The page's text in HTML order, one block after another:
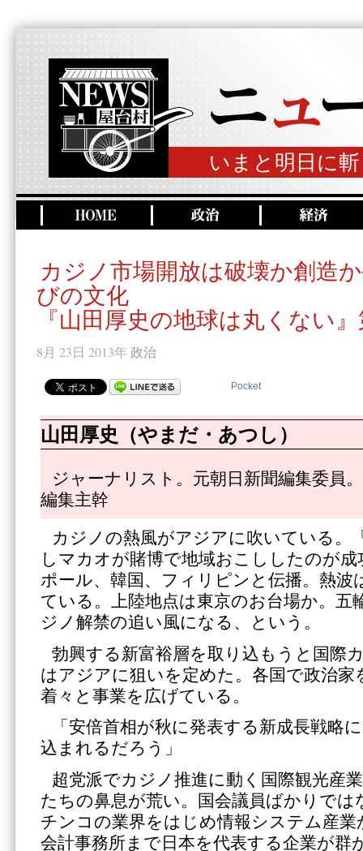
いまと明日に
カジノ市場開放は破壊か創造
びの文化
『山田厚史の地球は丸くない
8月 23日 2013年 政治
Pocket
山田厚史（やまだ・あつし）
ジャーナリスト。元朝日新聞編集委員
編集主幹
カジノの熱風がアジアに吹いている。
しマカオが賭博で地域おこししたのが
ポール、韓国、フィリピンと伝播。熱波
ている。上陸地点は東京のお台場か。五
ジノ解禁の追い風になる、という。
勃興する新富裕層を取り込もうと国際
はアジアに狙いを定めた。各国で政治家
着々と事業を広げている。
「安倍首相が秋に発表する新成長戦略
込まれるだろう」
超党派でカジノ推進に動く国際観光産
たちの鼻息が荒い。国会議員ばかりでは
チンコの業界をはじめ情報システム産
会計事務所まで日本を代表する企業が群